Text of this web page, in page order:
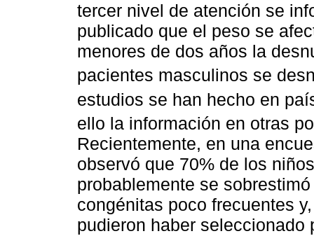
tercer nivel de atención se
publicado que el peso se
menores de dos años la
pacientes masculinos se
estudios se han hecho en
ello la información en otras
Recientemente, en una
observó que 70% de los
probablemente se
congénitas poco frecuentes
pudieron haber